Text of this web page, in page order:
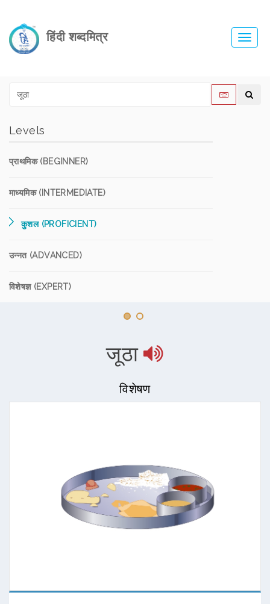
हिंदी शब्दमित्र
Levels
प्राथमिक (BEGINNER)
माध्यमिक (INTERMEDIATE)
कुशल (PROFICIENT)
उन्नत (ADVANCED)
विशेषज्ञ (EXPERT)
जूठा
विशेषण